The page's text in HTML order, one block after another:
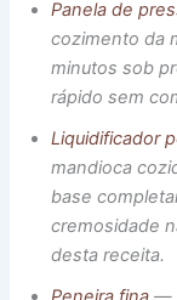
Panela de
cozimento da
minutos sob
rápido sem
Liquidificador
mandioca
base
cremosidade
desta receita.